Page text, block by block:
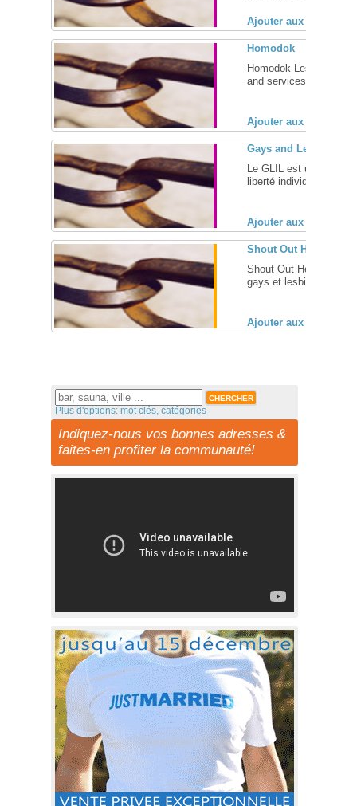
Ajouter aux favoris
Homodok
Homodok-Lesbian
and services to all
Ajouter aux favoris
Gays and Lesbians
Le GLIL est une
liberté individuelle, et
Ajouter aux favoris
Shout Out Health, la
Shout Out Health, le
gays et lesbiennes ... [
Ajouter aux favoris
Plus d'options: mot clés, catégories
Indiquez-nous vos bonnes adresses &
faites-en profiter la communauté!